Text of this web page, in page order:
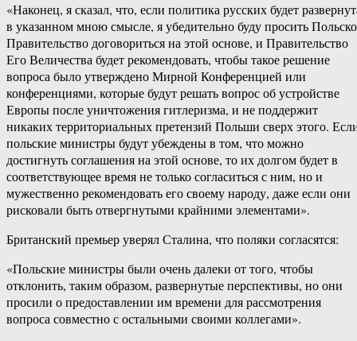
«Наконец, я сказал, что, если политика русских будет
в указанном мною смысле, я убедительно буду просить
Правительство договориться на этой основе, и Правительство
Его Величества будет рекомендовать, чтобы такое решение
вопроса было утверждено Мирной Конференцией или
конференциями, которые будут решать вопрос об устройстве
Европы после уничтожения гитлеризма, и не поддержит
никаких территориальных претензий Польши сверх этого.
польские министры будут убеждены в том, что можно
достигнуть соглашения на этой основе, то их долгом будет в
соответствующее время не только согласиться с ним, но и
мужественно рекомендовать его своему народу, даже если они
рисковали быть отвергнутыми крайними элементами».
Британский премьер уверял Сталина, что поляки согласятся:
«Польские министры были очень далеки от того, чтобы
отклонить, таким образом, развернутые перспективы, но они
просили о предоставлении им времени для рассмотрения
вопроса совместно с остальными своими коллегами».